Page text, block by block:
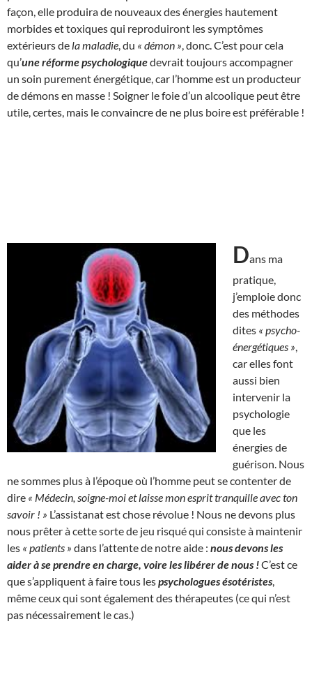
façon, elle produira de nouveaux des énergies hautement
morbides et toxiques qui reproduiront les symptômes
extérieurs de la maladie , du « démon » , donc. C’est pour cela
qu’une réforme psychologiquedevrait toujours accompagner
un soin purement énergétique, car l’homme est un producteur
de démons en masse ! Soigner le foie d’un alcoolique peut être
utile, certes, mais le convaincre de ne plus boire est préférable !
Dans ma
pratique,
j’emploie donc
des méthodes
dites « psycho-
énergétiques »
car elles font
aussi bien
intervenir la
psychologie
que les
énergies de
guérison. Nous
ne sommes plus à l’époque où l’homme peut se contenter de
dire « Médecin, soigne-moi et laisse mon esprit tranquille avec ton
savoir ! » L’assistanat est chose révolue ! Nous ne devons plus
nous prêter à cette sorte de jeu risqué qui consiste à maintenir
les « patients » dans l’attente de notre aide : nous devons les
aider à se prendre en charge, voire les libérer de nous !C’est ce
que s’appliquent à faire tous lespsychologues ésotéristes
même ceux qui sont également des thérapeutes (ce qui n’est
pas nécessairement le cas.)